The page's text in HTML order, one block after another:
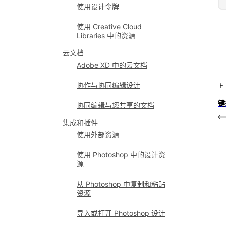
使用设计令牌
使用 Creative Cloud
Libraries 中的资源
云文档
Adobe XD 中的云文档
协作与协同编辑设计
协同编辑与您共享的文档
集成和插件
使用外部资源
使用 Photoshop 中的设计资
源
从 Photoshop 中复制和粘贴
资源
导入或打开 Photoshop 设计
上